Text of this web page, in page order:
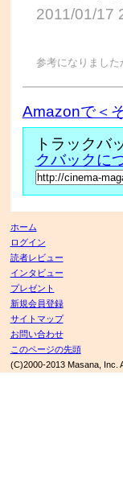
2011/01/17
参考になりました
Amazonで＜
トラックバ
クバックに
ホーム
ログイン
読者レビュー
インタビュー
プレゼント
新規会員登録
サイトマップ
お問い合わせ
このページの先頭
(C)2000-2013 Masana, Inc.